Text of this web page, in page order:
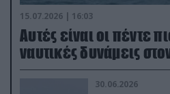
15.07.2026 | 16:03
Aυτές είναι οι πέντε
ναυτικές δυνάμεις
30.06.2026